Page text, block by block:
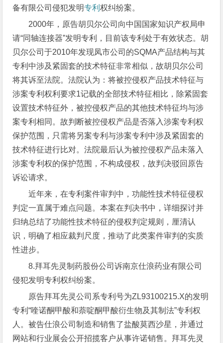
备有限公司侵犯发明专利权纠纷案。
2000年，原告胡贝尔公司向中国国家知识产权局申
请“同轴连接器”发明专利，目前该专利处于有效状态。胡
贝尔公司于2010年发现凤市公司的SQMA产品结构与其
专利中涉及紧固套的技术特征非常相似，故胡贝尔公司
将其诉至法院。法院认为：将被控侵权产品技术特征与
涉案专利权利要求1记载的全部技术特征相比，除紧固套
设置技术特征外，被控侵权产品的其他技术特征均与涉
案专利相同。故判断被控侵权产品是否落入涉案专利权
保护范围，只需将另案专利与涉案专利中涉及紧固套的
技术特征进行比对。法院最后认为被控侵权产品未落入
涉案专利权的保护范围，不构成侵权，故判决驳回原告
诉讼请求。
近年来，在专利案件审判中，功能性技术特征侵权
判定一直属于难点问题。本案在判决书中，详细探讨并
归纳总结了功能性技术特征的侵权判定规则，厘清认
识，明确了相应裁判尺度，推动了此类案件审判的实质
性进步。
8.拜耳先灵制药股份公司诉南京仕浪药业有限公司
侵犯发明专利权纠纷案。
原告拜耳先灵公司系专利号为ZL93100215.X的发明
专利“喹诺酮甲酸和萘啶酮甲酸衍生物及其制法”专利权
人。被告仕浪公司制造和销售了盐酸莫西沙星，并通过
网站和行业展会公开招揽客户从事许诺销售。拜耳先灵